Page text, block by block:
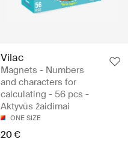
Vilac
Magnets - Numbers
and characters for
calculating - 56 pcs -
Aktyvūs žaidimai
ONE SIZE
20 €